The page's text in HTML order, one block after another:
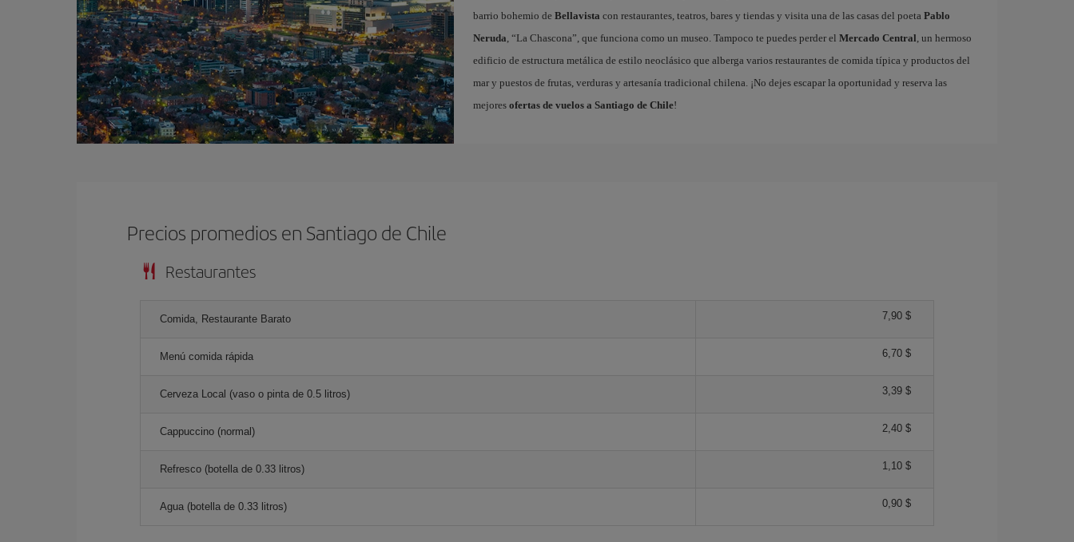
barrio bohemio de Bellavista con restaurantes, teatros, bares y tiendas y visita una de las casas del poeta Pablo
Neruda, “La Chascona”, que funciona como un museo. Tampoco te puedes perder el Mercado Central, un hermoso
edificio de estructura metálica de estilo neoclásico que alberga varios restaurantes de comida típica y productos del
mar y puestos de frutas, verduras y artesanía tradicional chilena. ¡No dejes escapar la oportunidad y reserva las
mejores ofertas de vuelos a Santiago de Chile!
Precios promedios en Santiago de Chile
Restaurantes
Comida, Restaurante Barato 7,90 $
Menú comida rápida 6,70 $
Cerveza Local (vaso o pinta de 0.5 litros) 3,39 $
Cappuccino (normal) 2,40 $
Refresco (botella de 0.33 litros) 1,10 $
Agua (botella de 0.33 litros) 0,90 $